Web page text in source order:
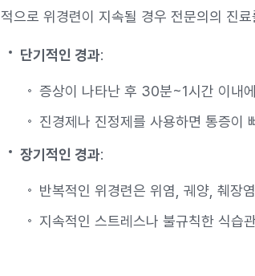
적으로 위경련이 지속될 경우 전문의의 진
단기적인 경과:
증상이 나타난 후 30분~1시간 이내
진경제나 진정제를 사용하면 통증이
장기적인 경과:
반복적인 위경련은 위염, 궤양, 췌장
지속적인 스트레스나 불규칙한 식습